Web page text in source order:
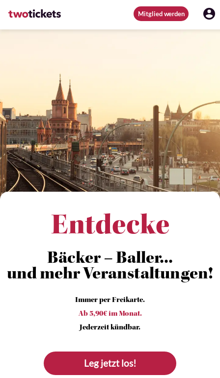
Mitglied werden
Entdecke
Bäcker – Baller...
und mehr Veranstaltungen!
Immer per Freikarte.
Ab 5,90€ im Monat.
Jederzeit kündbar.
Leg jetzt los!